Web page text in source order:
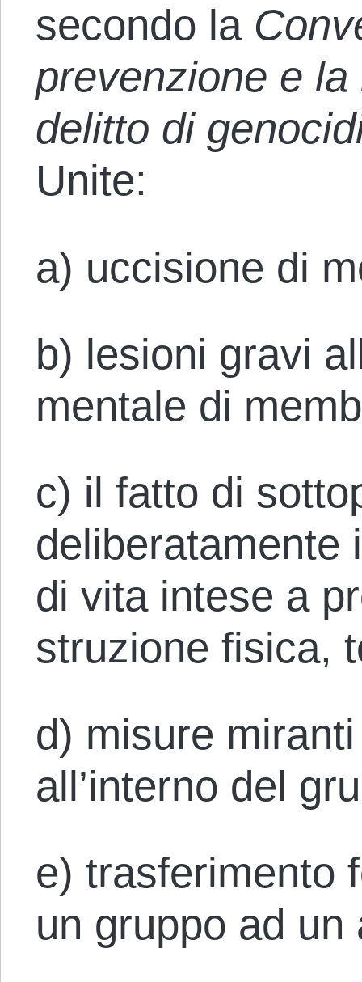
secondo la
prevenzione e
delitto di
Unite:
a) uccisione di
b) lesioni gravi
mentale di
c) il fatto di
deliberatamente
di vita intese a
struzione fisica,
d) misure
all’interno del
e) trasferimento
un gruppo ad un